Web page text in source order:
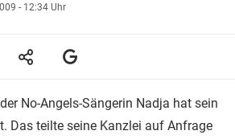
- 12:34 Uhr
No-Angels-Sängerin Nadja hat sein
Das teilte seine Kanzlei auf Anfrage